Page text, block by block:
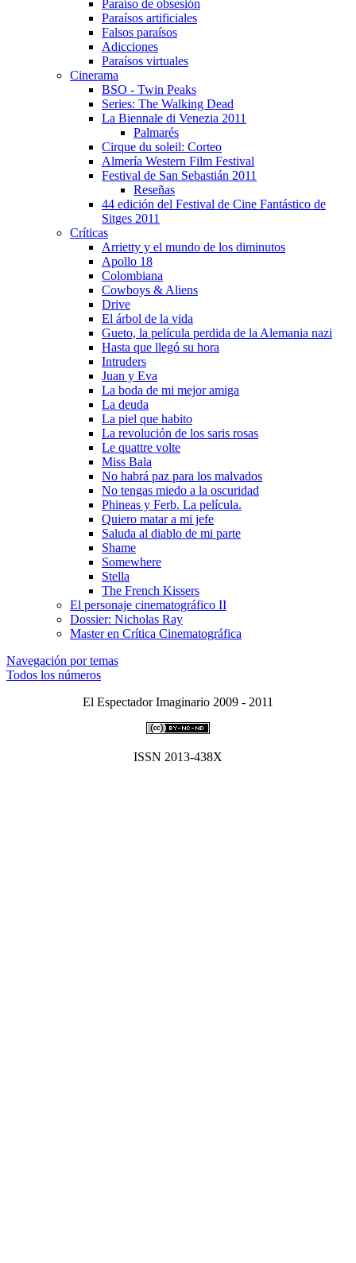
Paraí­so de obsesión
Paraí­sos artificiales
Falsos paraí­sos
Adicciones
Paraí­sos virtuales
Cinerama
BSO - Twin Peaks
Series: The Walking Dead
La Biennale di Venezia 2011
Palmarés
Cirque du soleil: Corteo
Almerí­a Western Film Festival
Festival de San Sebastián 2011
Reseñas
44 edición del Festival de Cine Fantástico de
Sitges 2011
Crí­ticas
Arrietty y el mundo de los diminutos
Apollo 18
Colombiana
Cowboys & Aliens
Drive
El árbol de la vida
Gueto, la pelí­cula perdida de la Alemania nazi
Hasta que llegó su hora
Intruders
Juan y Eva
La boda de mi mejor amiga
La deuda
La piel que habito
La revolución de los saris rosas
Le quattre volte
Miss Bala
No habrá paz para los malvados
No tengas miedo a la oscuridad
Phineas y Ferb. La pelí­cula.
Quiero matar a mi jefe
Saluda al diablo de mi parte
Shame
Somewhere
Stella
The French Kissers
El personaje cinematográfico II
Dossier: Nicholas Ray
Master en Crí­tica Cinematográfica
Navegación por temas
Todos los números
El Espectador Imaginario 2009 - 2011
ISSN 2013-438X